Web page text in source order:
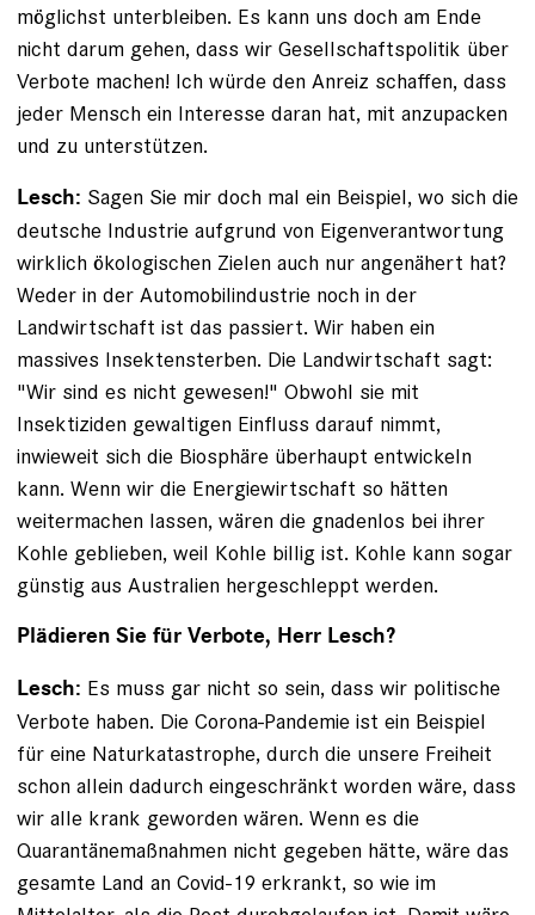
möglichst unter­bleiben. Es kann uns doch am Ende
nicht darum gehen, dass wir Gesellschaftspolitik über
Verbote machen! Ich würde den Anreiz schaffen, dass
jeder Mensch ein Interesse daran hat, mit anzupacken
und zu unterstützen.
Lesch: Sagen Sie mir doch mal ein Beispiel, wo sich die
deutsche Industrie aufgrund von Eigenverantwortung
wirklich ökologischen Zielen auch nur angenähert hat?
Weder in der Automobilindustrie noch in der
Landwirtschaft ist das passiert. Wir haben ein
massives Insekten­sterben. Die Landwirtschaft sagt:
"Wir sind es nicht gewesen!" Obwohl sie mit
Insektiziden gewaltigen Einfluss darauf nimmt,
inwieweit sich die Biosphäre überhaupt entwickeln
kann. Wenn wir die Energiewirtschaft so ­hätten
weitermachen lassen, wären die gnadenlos bei ­ihrer
Kohle geblieben, weil Kohle billig ist. Kohle kann sogar
günstig aus Australien hergeschleppt werden.
Plädieren Sie für Verbote, Herr Lesch?
Lesch: Es muss gar nicht so sein, dass wir politische
Verbote haben. Die Corona-Pandemie ist ein Beispiel
für eine Naturkatastrophe, durch die unsere Freiheit
schon allein dadurch eingeschränkt worden wäre, dass
wir alle krank geworden wären. Wenn es die
Quarantänemaßnahmen nicht gegeben hätte, wäre das
gesamte Land an Covid-19 erkrankt, so wie im